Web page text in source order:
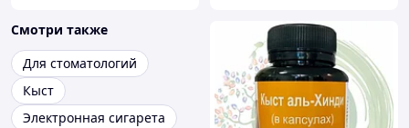
Смотри также
Для стоматологий
Кыст
Электронная сигарета